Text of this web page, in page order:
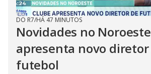
DO R7/HÁ 47 MINUTOS
Novidades no
apresenta novo diretor
futebol